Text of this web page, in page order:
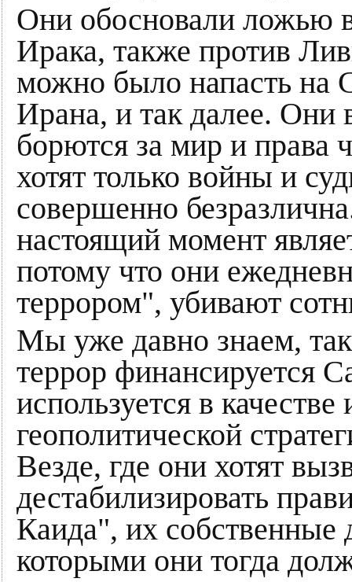
Они обосновали ложью
Ирака, также против
можно было напасть на
Ирана, и так далее.
борются за мир и права
хотят только войны и
совершенно
настоящий момент
потому что они
террором", убивают
Мы уже давно знаем,
террор финансируется
используется в
геополитической
Везде, где они хотят
дестабилизировать
Каида", их
которыми они тогда